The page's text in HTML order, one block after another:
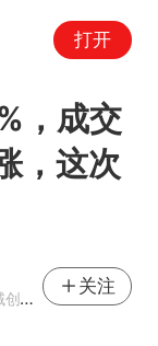
打开
，成交
，这次
者
关注